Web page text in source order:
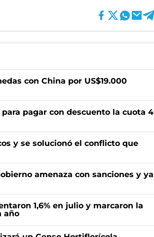
con China por US$19.000
pagar con descuento la cuota 4
y se solucionó el conflicto que
amenaza con sanciones y ya
1,6% en julio y marcaron la
año